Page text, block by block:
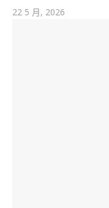
22 5 月, 2026